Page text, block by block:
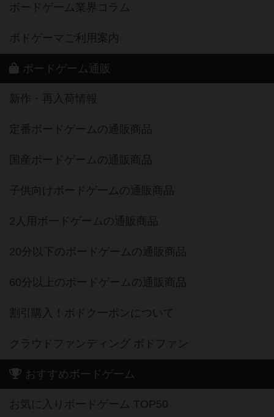
ボードゲーム業界コラム
ボドゲーマご利用案内
ボードゲーム通販
新作・再入荷情報
定番ボードゲームの通販商品
国産ボードゲームの通販商品
子供向けボードゲームの通販商品
2人用ボードゲームの通販商品
20分以下のボードゲームの通販商品
60分以上のボードゲームの通販商品
割引購入！ボドクーポンについて
クラウドファンディング ボドファン
おすすめボードゲーム
お気に入りボードゲーム TOP50